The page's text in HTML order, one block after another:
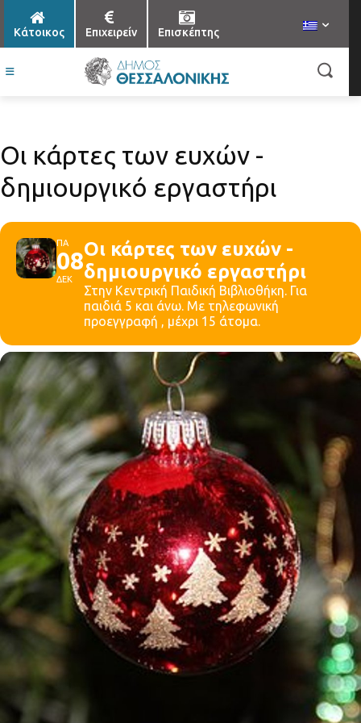
Κάτοικος Επιχειρείν Επισκέπτης
Οι κάρτες των ευχών -
δημιουργικό εργαστήρι
ΠΑ
08
ΔΕΚ
Οι κάρτες των ευχών -
δημιουργικό εργαστήρι
Στην Κεντρική Παιδική Βιβλιοθήκη. Για
παιδιά 5 και άνω. Με τηλεφωνική
προεγγραφή , μέχρι 15 άτομα.